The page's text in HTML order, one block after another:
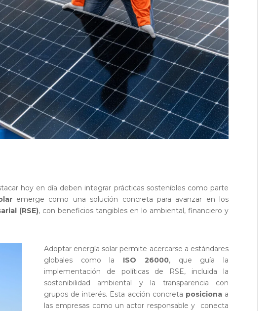
hoy en día deben integrar prácticas sostenibles como parte
emerge como una solución concreta para avanzar en los
(RSE), con beneficios tangibles en lo ambiental, financiero y
Adoptar energía solar permite acercarse a estándares
globales como la ISO 26000, que guía la
implementación de políticas de RSE, incluida la
sostenibilidad ambiental y la transparencia con
grupos de interés. Esta acción concreta posicionaa
las empresas como un actor responsable y conecta